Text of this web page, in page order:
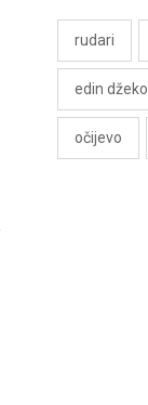
rudari
edin džeko
očijevo